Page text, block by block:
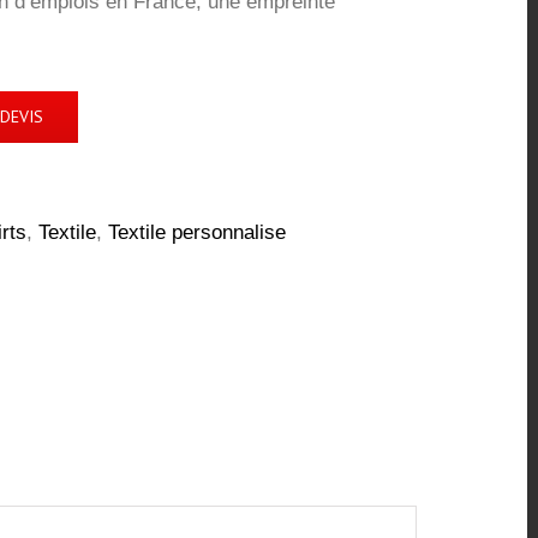
, Textile, Textile personnalise